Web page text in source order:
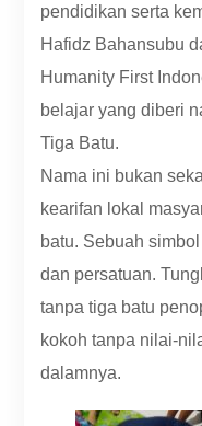
pendidikan serta
Hafidz Bahansubu
Humanity First
belajar yang diberi
Tiga Batu.
Nama ini bukan
kearifan lokal
batu. Sebuah
dan persatuan.
tanpa tiga batu
kokoh tanpa nilai-
dalamnya.